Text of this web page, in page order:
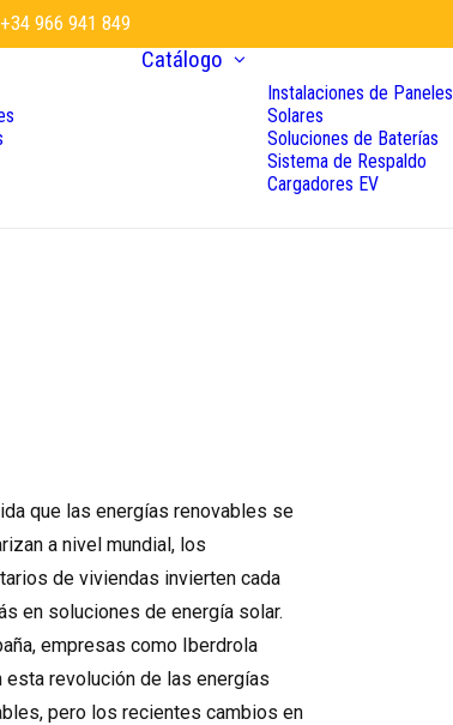
+34 966 941 849
Catálogo
Instalaciones de Paneles
Solares
Soluciones de Baterías
Sistema de Respaldo
Cargadores EV
que las energías renovables se
a nivel mundial, los
de viviendas invierten cada
en soluciones de energía solar.
empresas como Iberdrola
esta revolución de las energías
pero los recientes cambios en